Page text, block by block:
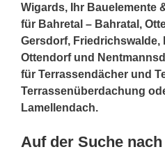
Wigards, Ihr Bauelemente
für Bahretal – Bahratal,
Gersdorf, Friedrichswalde,
Ottendorf und
für Terrassendächer und
Terrassenüberdachung
Lamellendach.
Auf der Suche